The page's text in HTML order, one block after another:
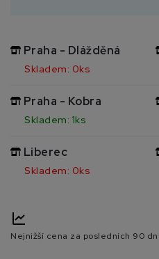
Praha - Dlážděná
Skladem: 0ks
Praha - Kobra
Skladem: 1ks
Liberec
Skladem: 0ks
Nejnižší cena za posledních 90